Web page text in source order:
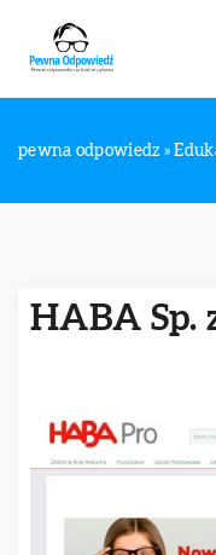
pewna odpowiedz »
HABA Sp.